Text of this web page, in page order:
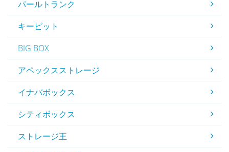
パールトランク
キーピット
BIG BOX
アペックスストレージ
イナバボックス
シティボックス
ストレージ王